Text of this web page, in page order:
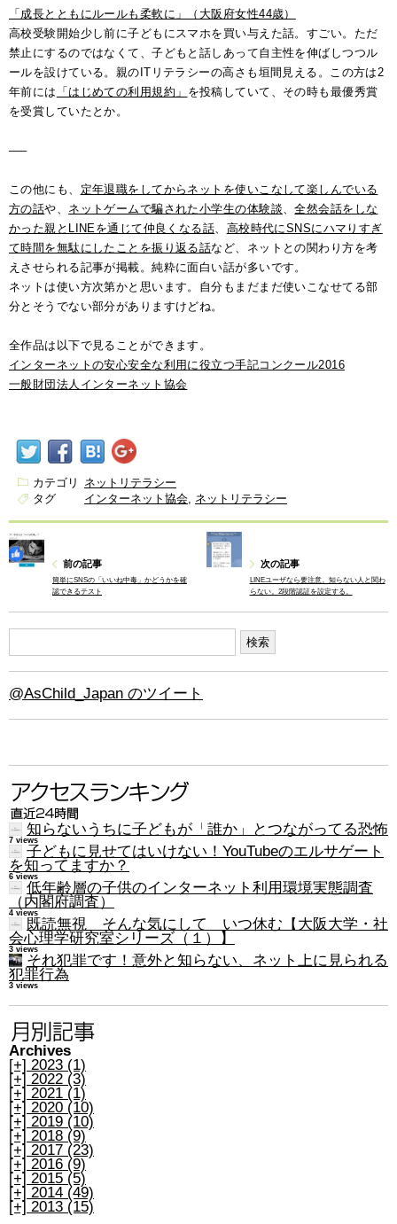
「成長とともにルールも柔軟に」（大阪府女性44歳）
高校受験開始少し前に子どもにスマホを買い与えた話。すごい。ただ
禁止にするのではなくて、子どもと話しあって自主性を伸ばしつつル
ールを設けている。親のITリテラシーの高さも垣間見える。この方は2
年前には 「はじめての利用規約」 を投稿していて、その時も最優秀賞
を受賞していたとか。
—–
この他にも、 定年退職をしてからネットを使いこなして楽しんでいる
方の話や、 ネットゲームで騙された小学生の体験談 、全然会話をしな
かった親とLINEを通じて仲良くなる話
高校時代にSNSにハマりすぎ
て時間を無駄にしたことを振り返る話など、ネットとの関わり方を考
えさせられる記事が掲載。純粋に面白い話が多いです。
ネットは使い方次第かと思います。自分もまだまだ使いこなせてる部
分とそうでない部分がありますけどね。
全作品は以下で見ることができます。
インターネットの安心安全な利用に役立つ手記コンクール2016
一般財団法人インターネット協会
カテゴリ
ネットリテラシー
タグ
インターネット協会 ネットリテラシー
前の記事
簡単にSNSの「いいね中毒」かどうかを確
認できるテスト
次の記事
LINEユーザなら要注意。知らない人と関わ
らない。2段階認証を設定する。
@AsChild_Japan のツイート
知らないうちに子どもが「誰か」とつながってる恐怖
7 views
子どもに見せてはいけない！YouTubeのエルサゲート
を知ってますか？
6 views
低年齢層の子供のインターネット利用環境実態調査
（内閣府調査）
4 views
既読無視 そんな気にして いつ休む【大阪大学・社
会心理学研究室シリーズ（１）】
3 views
それ犯罪です！意外と知らない、ネット上に見られる
犯罪行為
3 views
Archives
[+] 2023 (1)
[+] 2022 (3)
[+] 2021 (1)
[+] 2020 (10)
[+] 2019 (10)
[+] 2018 (9)
[+] 2017 (23)
[+] 2016 (9)
[+] 2015 (5)
[+] 2014 (49)
[+] 2013 (15)